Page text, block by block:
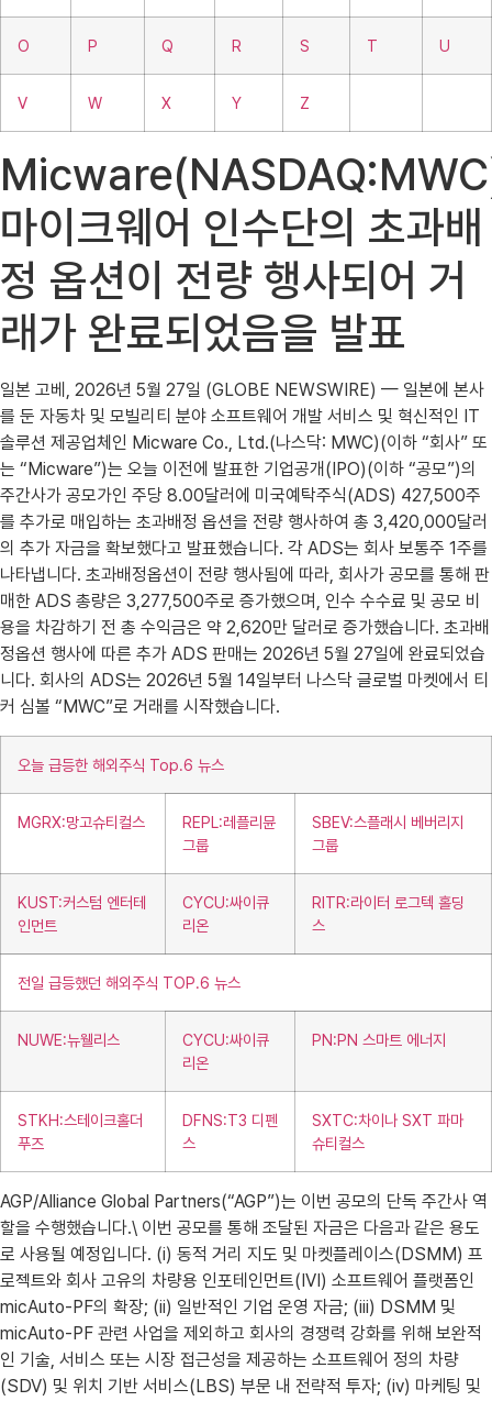
O P Q R S T U
V W X Y Z
마이크웨어 인수단의 초과배
정 옵션이 전량 행사되어 거
래가 완료되었음을 발표
일본 고베, 2026년 5월 27일 (GLOBE NEWSWIRE) — 일본에 본사
를 둔 자동차 및 모빌리티 분야 소프트웨어 개발 서비스 및 혁신적인 IT
솔루션 제공업체인 Micware Co., Ltd.(나스닥: MWC)(이하 “회사” 또
는 “Micware”)는 오늘 이전에 발표한 기업공개(IPO)(이하 “공모”)의
주간사가 공모가인 주당 8.00달러에 미국예탁주식(ADS) 427,500주
를 추가로 매입하는 초과배정 옵션을 전량 행사하여 총 3,420,000달러
의 추가 자금을 확보했다고 발표했습니다. 각 ADS는 회사 보통주 1주를
나타냅니다. 초과배정옵션이 전량 행사됨에 따라, 회사가 공모를 통해 판
매한 ADS 총량은 3,277,500주로 증가했으며, 인수 수수료 및 공모 비
용을 차감하기 전 총 수익금은 약 2,620만 달러로 증가했습니다. 초과배
정옵션 행사에 따른 추가 ADS 판매는 2026년 5월 27일에 완료되었습
니다. 회사의 ADS는 2026년 5월 14일부터 나스닥 글로벌 마켓에서 티
커 심볼 “MWC”로 거래를 시작했습니다.
오늘 급등한 해외주식 Top.6 뉴스
MGRX:망고슈티컬스
REPL:레플리뮨
그룹
SBEV:스플래시 베버리지
그룹
KUST:커스텀 엔터테
인먼트
CYCU:싸이큐
리온
RITR:라이터 로그텍 홀딩
스
전일 급등했던 해외주식 TOP.6 뉴스
NUWE:뉴웰리스
CYCU:싸이큐
리온
PN:PN 스마트 에너지
STKH:스테이크홀더
푸즈
DFNS:T3 디펜
스
SXTC:차이나 SXT 파마
슈티컬스
AGP/Alliance Global Partners(“AGP”)는 이번 공모의 단독 주간사 역
할을 수행했습니다.\ 이번 공모를 통해 조달된 자금은 다음과 같은 용도
로 사용될 예정입니다. (i) 동적 거리 지도 및 마켓플레이스(DSMM) 프
로젝트와 회사 고유의 차량용 인포테인먼트(IVI) 소프트웨어 플랫폼인
micAuto-PF의 확장; (ii) 일반적인 기업 운영 자금; (iii) DSMM 및
micAuto-PF 관련 사업을 제외하고 회사의 경쟁력 강화를 위해 보완적
인 기술, 서비스 또는 시장 접근성을 제공하는 소프트웨어 정의 차량
(SDV) 및 위치 기반 서비스(LBS) 부문 내 전략적 투자; (iv) 마케팅 및